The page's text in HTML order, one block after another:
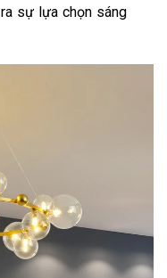
sự lựa chọn sáng